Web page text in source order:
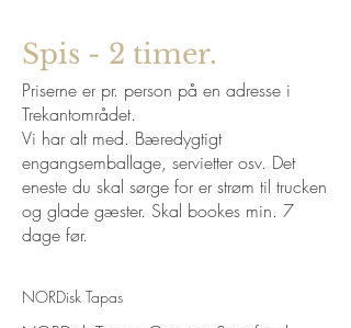
Spis - 2 timer.
Priserne er pr. person på en adresse i
Trekantområdet.
Vi har alt med. Bæredygtigt
engangsemballage, servietter osv. Det
eneste du skal sørge for er strøm til trucken
og glade gæster. Skal bookes min. 7
dage før.
NORDisk Tapas